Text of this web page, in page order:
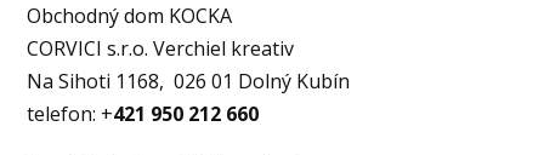
Obchodný dom KOCKA
CORVICI s.r.o. Verchiel kreativ
Na Sihoti 1168, 026 01 Dolný Kubín
telefon: +421 950 212 660